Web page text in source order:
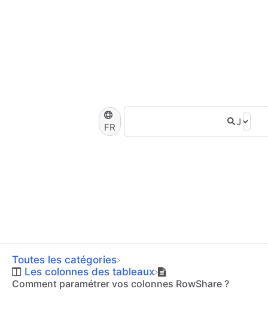
FR
Toutes les catégories
​Les colonnes des tableaux
Comment paramétrer vos colonnes RowShare ?